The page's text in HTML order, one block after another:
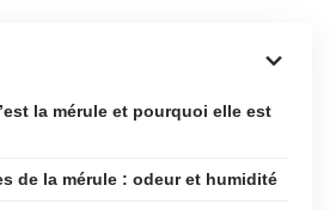
la mérule et pourquoi elle est
de la mérule : odeur et humidité